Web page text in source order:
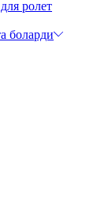
ролет
боларди